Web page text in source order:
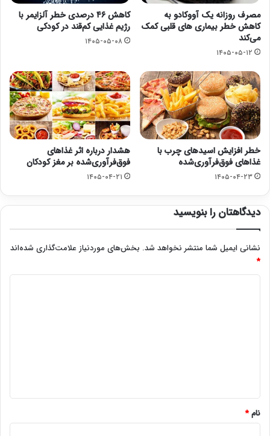
مصرف روزانه یک آووکادو به
کاهش خطر بیماری های قلبی کمک
می‌کند
۱۴۰۵-۰۵-۱۲
کاهش ۴۶ درصدی خطر آلزایمر با
رژیم غذایی کم‌قند در کودکی
۱۴۰۵-۰۵-۰۸
خطر افزایش اسیدهای چرب با
غذاهای فوق‌فرآوری‌شده
۱۴۰۵-۰۴-۲۳
هشدار درباره اثر غذاهای
فوق‌فرآوری‌شده بر مغز کودکان
۱۴۰۵-۰۴-۲۱
دیدگاهتان را بنویسید
نشانی ایمیل شما منتشر نخواهد شد. بخش‌های موردنیاز علامت‌گذاری شده‌اند
*
نام*